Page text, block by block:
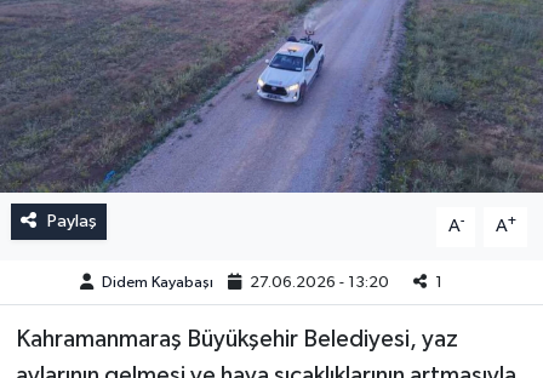
Paylaş A- A+
Didem Kayabaşı 27.06.2026 - 13:20 1
Kahramanmaraş Büyükşehir Belediyesi, yaz